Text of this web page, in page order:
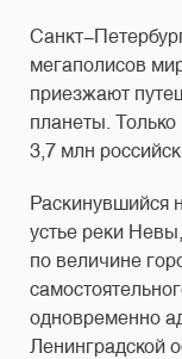
Санкт-
мегаполисов
приезжают
планеты.
3,7 млн
Раскинувшийся
устье реки
по величине
одновременно
Ленинградской